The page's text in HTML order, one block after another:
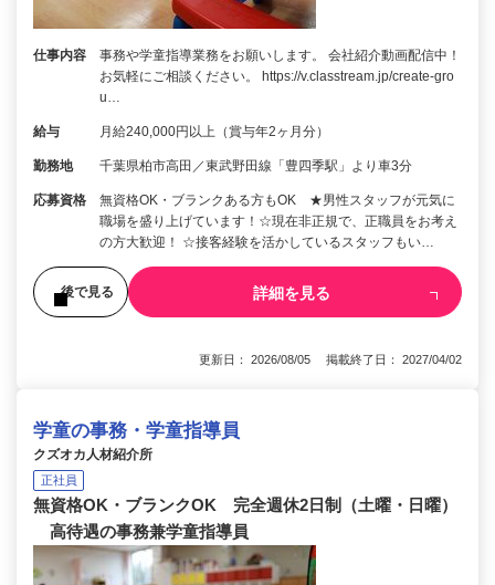
仕事内容
事務や学童指導業務をお願いします。 会社紹介動画配信中！
お気軽にご相談ください。 https://v.classtream.jp/create-gro
u…
給与 月給240,000円以上（賞与年2ヶ月分）
勤務地 千葉県柏市高田／東武野田線「豊四季駅」より車3分
応募資格
無資格OK・ブランクある方もOK ★男性スタッフが元気に
職場を盛り上げています！☆現在非正規で、正職員をお考え
の方大歓迎！ ☆接客経験を活かしているスタッフもい…
後で見る 詳細を見る
更新日： 2026/08/05 掲載終了日： 2027/04/02
学童の事務・学童指導員
クズオカ人材紹介所
正社員
無資格OK・ブランクOK 完全週休2日制（土曜・日曜）
高待遇の事務兼学童指導員